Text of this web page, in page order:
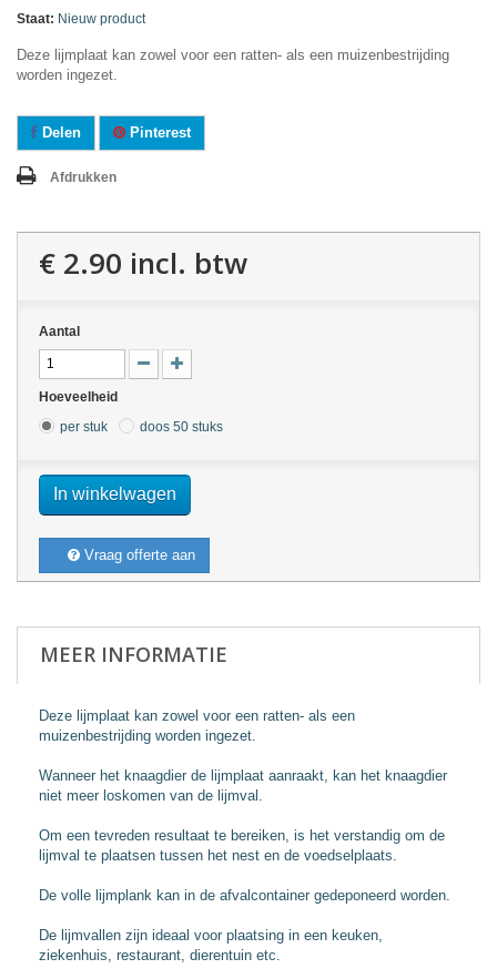
Staat: Nieuw product
Deze lijmplaat kan zowel voor een ratten- als een muizenbestrijding
worden ingezet.
Delen Pinterest
Afdrukken
€ 2.90 incl. btw
Aantal
Hoeveelheid
per stuk
doos 50 stuks
In winkelwagen
Vraag offerte aan
MEER INFORMATIE
Deze lijmplaat kan zowel voor een ratten- als een
muizenbestrijding worden ingezet.
Wanneer het knaagdier de lijmplaat aanraakt, kan het knaagdier
niet meer loskomen van de lijmval.
Om een tevreden resultaat te bereiken, is het verstandig om de
lijmval te plaatsen tussen het nest en de voedselplaats.
De volle lijmplank kan in de afvalcontainer gedeponeerd worden.
De lijmvallen zijn ideaal voor plaatsing in een keuken,
ziekenhuis, restaurant, dierentuin etc.